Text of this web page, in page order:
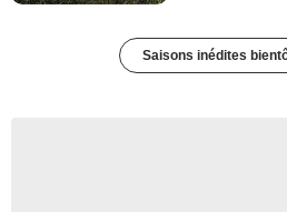
Saisons inédites